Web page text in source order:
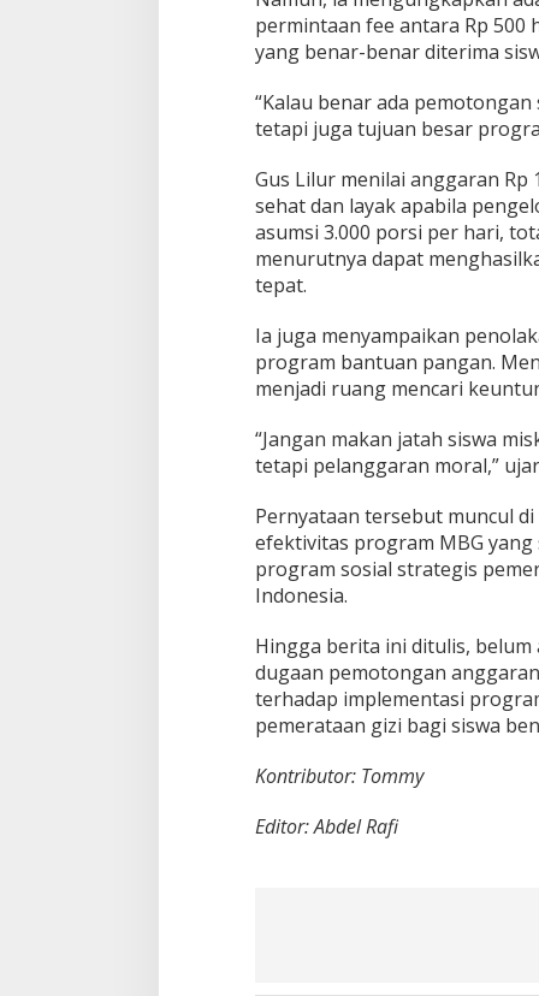
permintaan fee antara Rp 500
yang benar-benar diterima
“Kalau benar ada
tetapi juga tujuan besar
Gus Lilur menilai anggaran Rp
sehat dan layak apabila
asumsi 3.000 porsi per hari,
menurutnya dapat
tepat.
Ia juga menyampaikan
program bantuan pangan.
menjadi ruang mencari
“Jangan makan jatah siswa
tetapi pelanggaran moral,”
Pernyataan tersebut muncul
efektivitas program MBG
program sosial strategis
Indonesia.
Hingga berita ini ditulis,
dugaan pemotongan
terhadap implementasi
pemerataan gizi bagi siswa
Kontributor: Tommy
Editor: Abdel Rafi